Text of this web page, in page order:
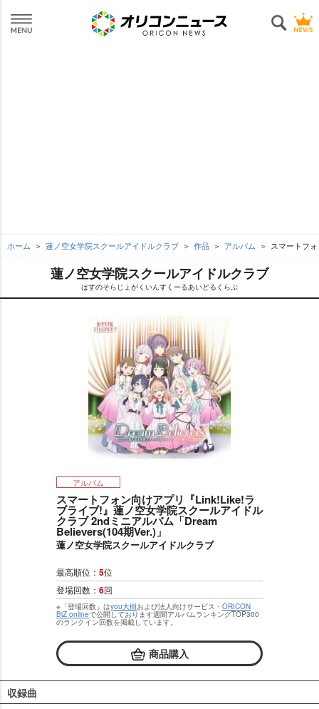
ホーム 蓮ノ空女学院スクールアイドルクラブ 作品 アルバム スマートフ
蓮ノ空女学院スクールアイドルクラブ
はすのそらじょがくいんすくーるあいどるくらぶ
アルバム
スマートフォン向けアプリ『Link!Like!ラ
ブライブ!』蓮ノ空女学院スクールアイドル
クラブ 2ndミニアルバム「Dream
Believers(104期Ver.)」
蓮ノ空女学院スクールアイドルクラブ
最高順位： 5位
登場回数： 6回
※「登場回数」はyou大樹および法人向けサービス・ ORICON
BiZ onlineで公開しております週間アルバムランキングTOP300
のランクイン回数を掲載しています。
商品購入
収録曲